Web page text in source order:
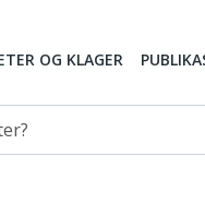
OG KLAGER